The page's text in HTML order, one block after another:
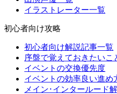
イラストレーター一覧
初心者向け攻略
初心者向け解説記事一覧
序盤で覚えておきたいこ
イベントの交換優先度
イベントの効率良い進め
メイン･インタールード